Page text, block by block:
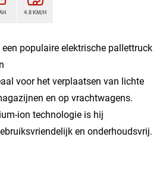
4.8 KM/H
een populaire elektrische pallettruck
voor het verplaatsen van lichte
en op vrachtwagens.
ion technologie is hij
en onderhoudsvrij.